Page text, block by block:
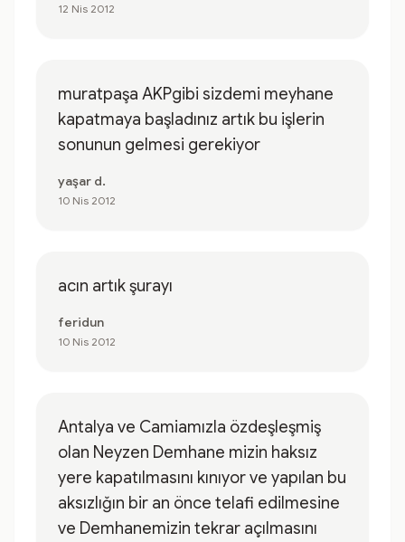
12 Nis 2012
muratpaşa AKPgibi sizdemi meyhane
kapatmaya başladınız artık bu işlerin
sonunun gelmesi gerekiyor
yaşar d.
10 Nis 2012
acın artık şurayı
feridun
10 Nis 2012
Antalya ve Camiamızla özdeşleşmiş
olan Neyzen Demhane mizin haksız
yere kapatılmasını kınıyor ve yapılan bu
aksızlığın bir an önce telafi edilmesine
ve Demhanemizin tekrar açılmasını